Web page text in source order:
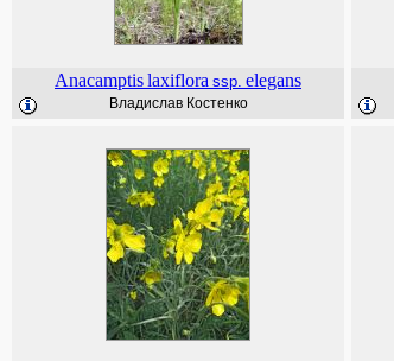
Anacamptislaxiflora ssp. elegans
Владислав Костенко